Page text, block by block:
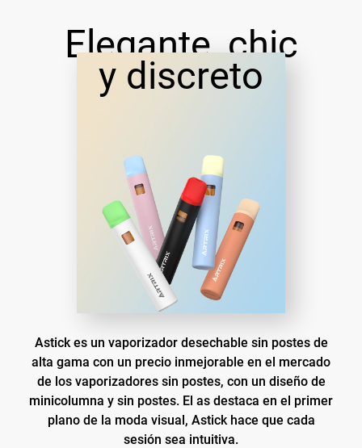
Elegante, chic
y discreto
Astick es un vaporizador desechable sin postes de
alta gama con un precio inmejorable en el mercado
de los vaporizadores sin postes, con un diseño de
minicolumna y sin postes. El as destaca en el primer
plano de la moda visual, Astick hace que cada
sesión sea intuitiva.